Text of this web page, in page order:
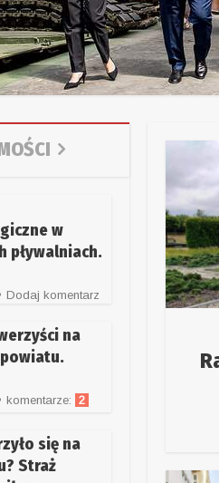
w
pływalniach.
Dodaj komentarz
na
komentarze: 2
się na
Straż